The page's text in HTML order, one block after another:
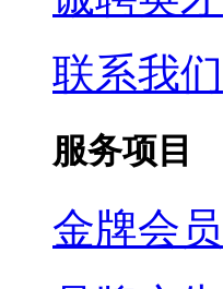
联系我们
服务项目
金牌会员